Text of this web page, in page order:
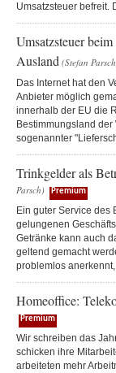
Umsatzsteuer befreit.
Umsatzsteuer
Ausland (Stefan
Das Internet hat den
Anbieter möglich
innerhalb der EU die
Bestimmungsland
sogenannter
Trinkgelder als
Parsch)
Premium
Ein guter Service
gelungenen
Getränke kann auch
geltend gemacht
problemlos
Homeoffice:
Premium
Wir schreiben das
schicken ihre
arbeiteten mehr